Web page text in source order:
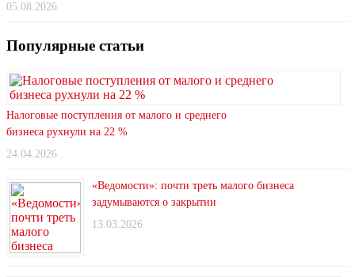
05.08.2026
Популярные статьи
Налоговые поступления от малого и среднего
бизнеса рухнули на 22 %
24.04.2026
«Ведомости»: почти треть малого бизнеса
задумываются о закрытии
13.03.2026